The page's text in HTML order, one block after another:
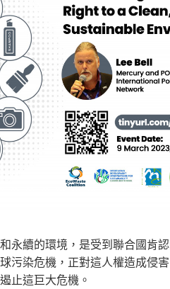
永續的環境，是受到聯合國肯
污染危機，正對這人權造成侵
止這巨大危機。